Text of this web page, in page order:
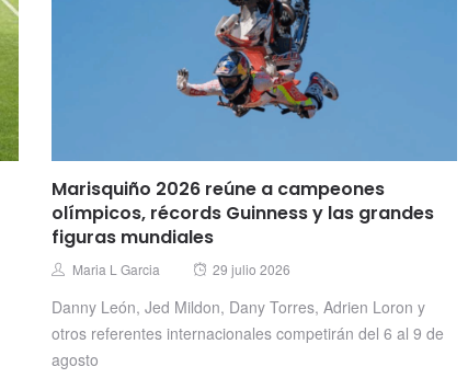
Marisquiño 2026 reúne a campeones
olímpicos, récords Guinness y las grandes
figuras mundiales
Author
Maria L Garcia
Posted
29 julio 2026
Danny León, Jed Mildon, Dany Torres, Adrien Loron y
otros referentes internacionales competirán del 6 al 9 de
agosto